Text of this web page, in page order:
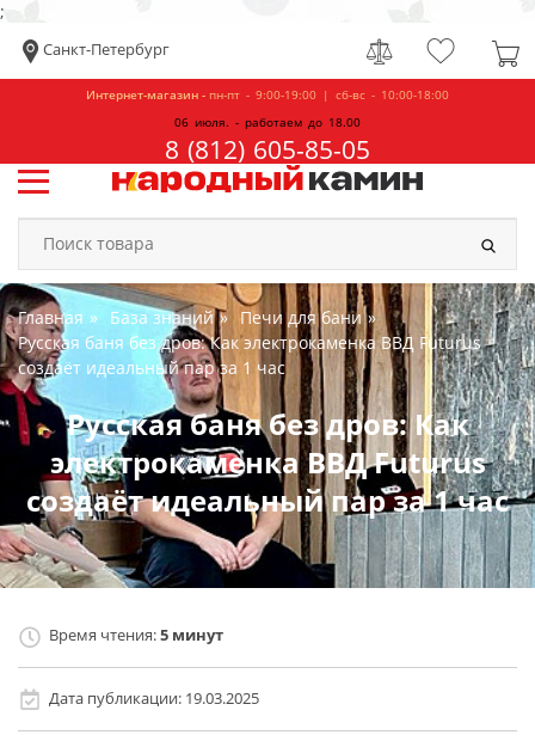
;
Санкт-Петербург
Интернет-магазин - пн-пт - 9:00-19:00 | сб-вс - 10:00-18:00
06 июля. - работаем до 18.00
8 (812) 605-85-05
Главная База знаний
Печи для бани
Русская баня без дров: Как электрокаменка ВВД Futurus
создаёт идеальный пар за 1 час
Русская баня без дров: Как
электрокаменка ВВД Futurus
создаёт идеальный пар за 1 час
Время чтения:5 минут
Дата публикации: 19.03.2025